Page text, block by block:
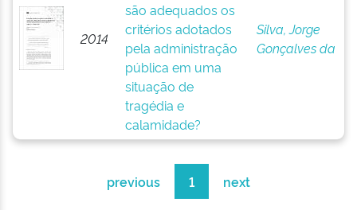
2014
são adequados os
critérios adotados
pela administração
pública em uma
situação de
tragédia e
calamidade?
Silva, Jorge
Gonçalves da
previous 1 next